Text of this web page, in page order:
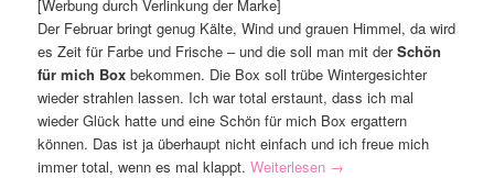
[Werbung durch Verlinkung der Marke]
Der Februar bringt genug Kälte, Wind und grauen Himmel, da wird
es Zeit für Farbe und Frische – und die soll man mit derSchön
für mich Box bekommen. Die Box soll trübe Wintergesichter
wieder strahlen lassen. Ich war total erstaunt, dass ich mal
wieder Glück hatte und eine Schön für mich Box ergattern
können. Das ist ja überhaupt nicht einfach und ich freue mich
immer total, wenn es mal klappt.Weiterlesen →